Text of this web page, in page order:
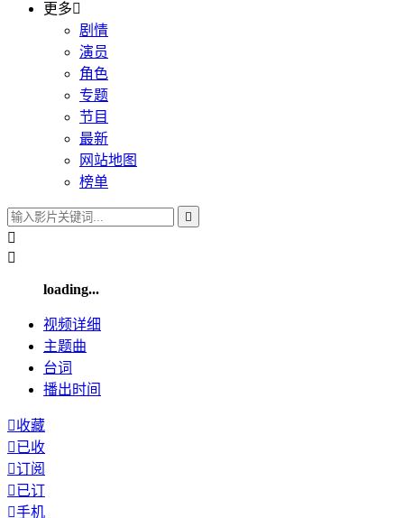
更多
剧情
演员
角色
专题
节目
最新
网站地图
榜单



loading...
视频详细
主题曲
台词
播出时间
收藏
已收
订阅
已订
手机